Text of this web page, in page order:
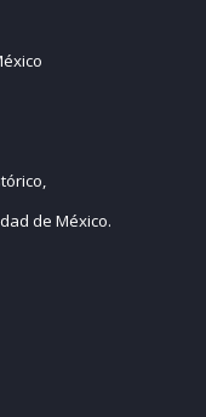
de México.